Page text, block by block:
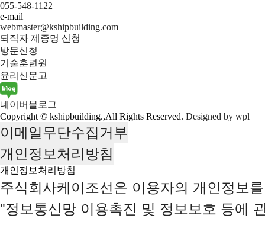
055-548-1122
e-mail
webmaster@kshipbuilding.com
퇴직자 제증명 신청
방문신청
기술훈련원
윤리신문고
네이버블로그
Copyright © kshipbuilding.,All Rights Reserved. Designed by wpl
이메일무단수집거부
개인정보처리방침
개인정보처리방침
주식회사케이조선은 이용자의 개인정보
"정보통신망 이용촉진 및 정보보호 등에